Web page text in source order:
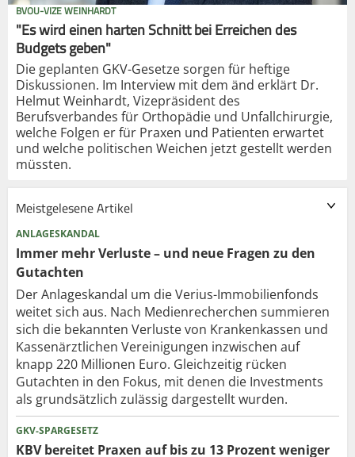
BVOU-VIZE WEINHARDT
"Es wird einen harten Schnitt bei Erreichen des
Budgets geben"
Die geplanten GKV-Gesetze sorgen für heftige
Diskussionen. Im Interview mit dem änd erklärt Dr.
Helmut Weinhardt, Vizepräsident des
Berufsverbandes für Orthopädie und Unfallchirurgie,
welche Folgen er für Praxen und Patienten erwartet
und welche politischen Weichen jetzt gestellt werden
müssten.
Meistgelesene Artikel
ANLAGESKANDAL
Immer mehr Verluste – und neue Fragen zu den
Gutachten
Der Anlageskandal um die Verius-Immobilienfonds
weitet sich aus. Nach Medienrecherchen summieren
sich die bekannten Verluste von Krankenkassen und
Kassenärztlichen Vereinigungen inzwischen auf
knapp 220 Millionen Euro. Gleichzeitig rücken
Gutachten in den Fokus, mit denen die Investments
als grundsätzlich zulässig dargestellt wurden.
GKV-SPARGESETZ
KBV bereitet Praxen auf bis zu 13 Prozent weniger